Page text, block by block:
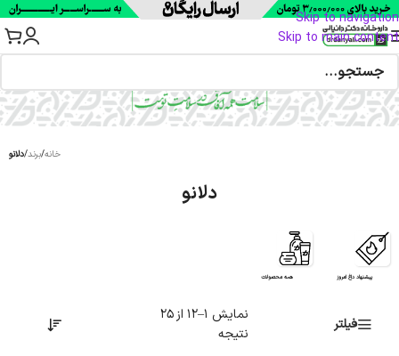
Skip to navigation
Skip to main content
دلانو
خانه/برند/دلانو
پیشنهاد داغ امروز همه محصولات
فیلتر
نمایش 1–12 از 25
نتیجه